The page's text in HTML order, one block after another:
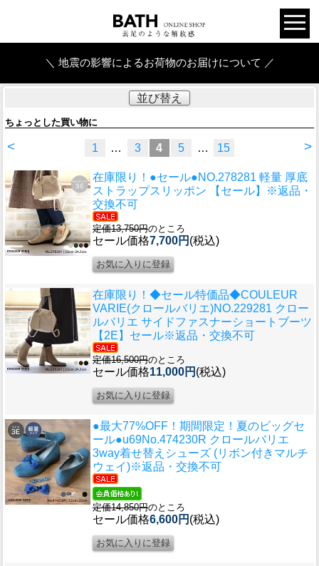
＼ 地震の影響によるお荷物のお届けについて ／
並び替え
ちょっとした買い物に
< >
1 … 3 4 5 … 15
在庫限り！●セール●NO.278281 軽量 厚底
ストラップスリッポン 【セール】※返品・
交換不可
定価13,750円のところ
セール価格7,700円 (税込)
在庫限り！◆セール特価品◆COULEUR
VARIE(クロールバリエ)NO.229281 クロー
ルバリエ サイドファスナーショートブーツ
【2E】セール※返品・交換不可
定価16,500円のところ
セール価格11,000円 (税込)
●最大77%OFF！期間限定！夏のビッグセ
ール●u69No.474230R クロールバリエ
3way着せ替えシューズ (リボン付きマルチ
ウェイ)※返品・交換不可
定価14,850円のところ
セール価格6,600円 (税込)